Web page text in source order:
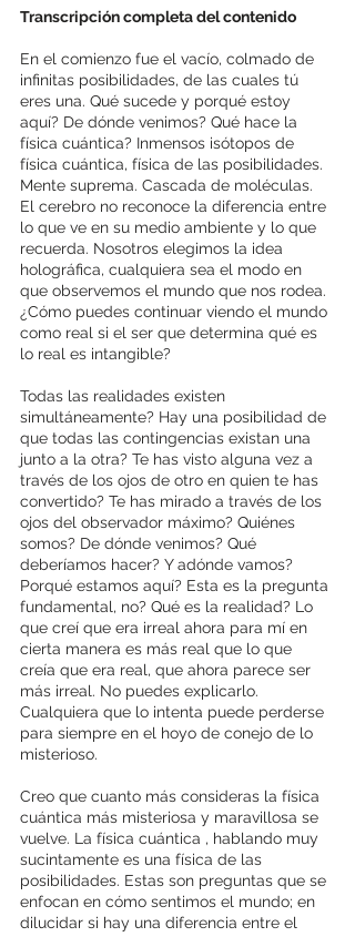
Transcripción completa del contenido
En el comienzo fue el vacío, colmado de
infinitas posibilidades, de las cuales tú
eres una. Qué sucede y porqué estoy
aquí? De dónde venimos? Qué hace la
física cuántica? Inmensos isótopos de
física cuántica, física de las posibilidades.
Mente suprema. Cascada de moléculas.
El cerebro no reconoce la diferencia entre
lo que ve en su medio ambiente y lo que
recuerda. Nosotros elegimos la idea
holográfica, cualquiera sea el modo en
que observemos el mundo que nos rodea.
¿Cómo puedes continuar viendo el mundo
como real si el ser que determina qué es
lo real es intangible?
Todas las realidades existen
simultáneamente? Hay una posibilidad de
que todas las contingencias existan una
junto a la otra? Te has visto alguna vez a
través de los ojos de otro en quien te has
convertido? Te has mirado a través de los
ojos del observador máximo? Quiénes
somos? De dónde venimos? Qué
deberíamos hacer? Y adónde vamos?
Porqué estamos aquí? Esta es la pregunta
fundamental, no? Qué es la realidad? Lo
que creí que era irreal ahora para mí en
cierta manera es más real que lo que
creía que era real, que ahora parece ser
más irreal. No puedes explicarlo.
Cualquiera que lo intenta puede perderse
para siempre en el hoyo de conejo de lo
misterioso.
Creo que cuanto más consideras la física
cuántica más misteriosa y maravillosa se
vuelve. La física cuántica , hablando muy
sucintamente es una física de las
posibilidades. Estas son preguntas que se
enfocan en cómo sentimos el mundo; en
dilucidar si hay una diferencia entre el